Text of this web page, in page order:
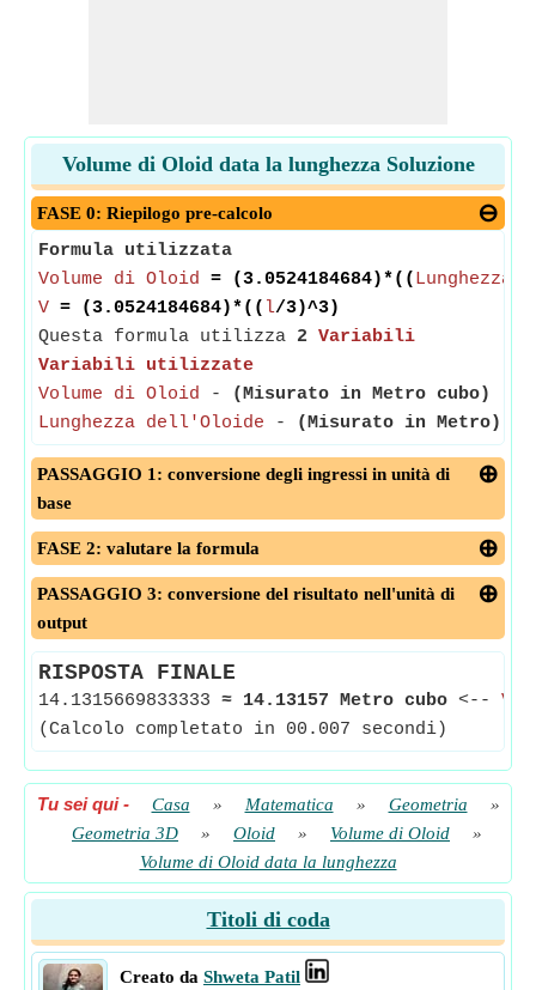
Volume di Oloid data la lunghezza Soluzione
FASE 0: Riepilogo pre-calcolo
Formula utilizzata
Volume di Oloid = (3.0524184684)*(( Lunghezza
V = (3.0524184684)*(( l/3)^3)
Questa formula utilizza 2 Variabili
Variabili utilizzate
Volume di Oloid - (Misurato in Metro cubo)
Lunghezza dell'Oloide - (Misurato in Metro)
PASSAGGIO 1: conversione degli ingressi in unità di
base
FASE 2: valutare la formula
PASSAGGIO 3: conversione del risultato nell'unità di
output
RISPOSTA FINALE
14.1315669833333 ≈ 14.13157 Metro cubo <--
(Calcolo completato in 00.007 secondi)
Tu sei qui- Casa » Matematica » Geometria
»
Geometria 3D
» Oloid » Volume di Oloid
»
Volume di Oloid data la lunghezza
Titoli di coda
Creato da Shweta Patil